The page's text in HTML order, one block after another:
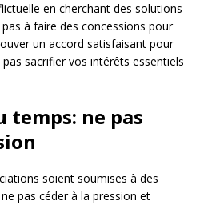
en cherchant des solutions
à faire des concessions pour
un accord satisfaisant pour
sacrifier vos intérêts essentiels
temps: ne pas
soient soumises à des
pas céder à la pression et